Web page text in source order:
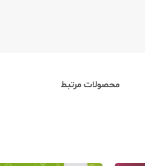
محصولات مرتبط